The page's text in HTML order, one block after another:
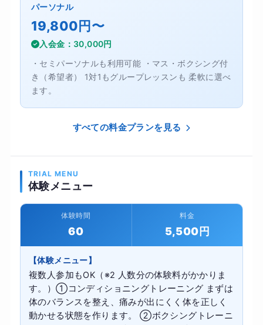
パーソナル
19,800円〜
入会金：30,000円
・セミパーソナルも利用可能 ・マス・ボクシング付
き（希望者） 1対1もグループレッスンも 柔軟に選べ
ます。
すべての料金プランを見る
TRIAL MENU
体験メニュー
体験時間
60
料金
5,500円
【体験メニュー】
複数人参加もOK（※2 人数分の体験料がかかりま
す。）①コンディショニングトレーニング まずは
体のバランスを整え、痛みが出にくく体を正しく
動かせる状態を作ります。 ②ボクシングトレーニ